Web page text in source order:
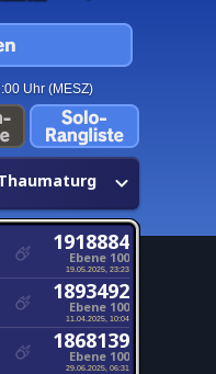
Uhr (MESZ)
1918884
Ebene 100
19.05.2025, 23:23
1893492
Ebene 100
11.04.2025, 10:04
1868139
Ebene 100
29.06.2025, 06:31